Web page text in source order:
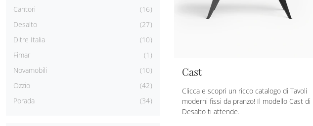
Cantori
16
Desalto
27
Ditre Italia
10
Fimar
1
Novamobili
10
Ozzio
42
Porada
34
Cast
Clicca e scopri un ricco catalogo di Tavoli
moderni fissi da pranzo! Il modello Cast di
Desalto ti attende.